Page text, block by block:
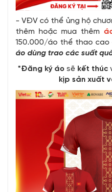
- VĐV có thể ủng hộ
thêm hoặc mua thêm
150.000/áo thể thao
áo dùng trao các suất
*Đăng ký áo sẽ kết thúc
kịp sản xuất